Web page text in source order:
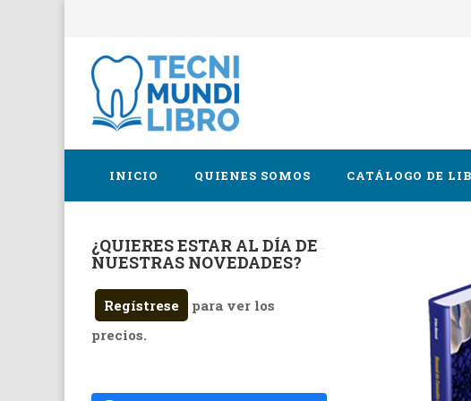
INICIO QUIENES SOMOS CATÁLOGO DE
Oclusión y Gnatología
¿QUIERES ESTAR AL DÍA DE
NUESTRAS NOVEDADES?
Regístrese
para ver los
precios.